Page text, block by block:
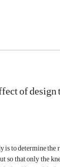
of
is to determine
so that only the